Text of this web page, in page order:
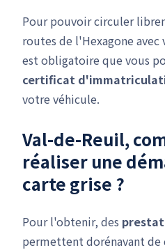
Pour pouvoir circuler
routes de l'Hexagone
est obligatoire que vous
certificat
votre véhicule.
Val-de-Reuil,
réaliser une
carte grise ?
Pour l'obtenir, des
permettent dorénavant de